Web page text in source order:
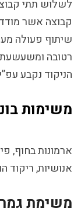
לשלוש תתי
קבוצה אשר
שיתוף פעולה
רטובה
הניקוד נקבע
משימות
ארמונות בחוף,
אנושיות, ריקוד
משימת